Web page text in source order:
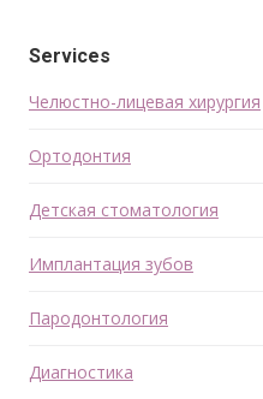
Services
Челюстно-лицевая хирургия
Ортодонтия
Детская стоматология
Имплантация зубов
Пародонтология
Диагностика